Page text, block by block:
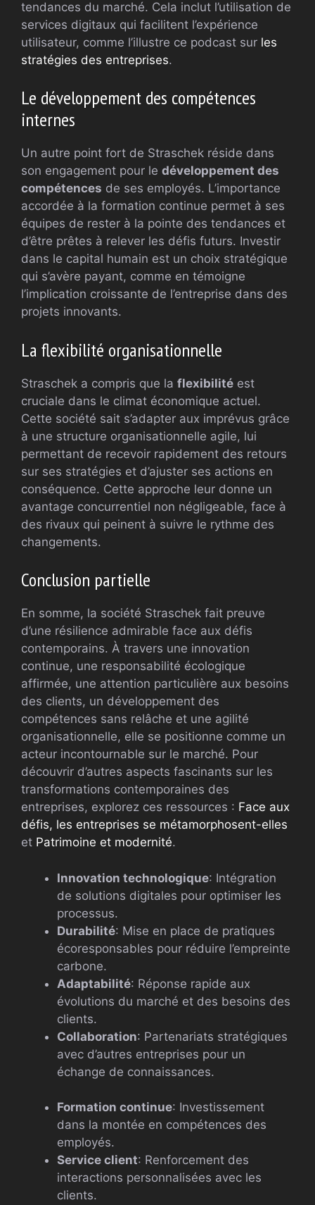
tendances du marché. Cela inclut l’utilisation de
services digitaux qui facilitent l’expérience
utilisateur, comme l’illustre ce podcast sur les
stratégies des entreprises.
Le développement des compétences
internes
Un autre point fort de Straschek réside dans
son engagement pour le développement des
compétences de ses employés. L’importance
accordée à la formation continue permet à ses
équipes de rester à la pointe des tendances et
d’être prêtes à relever les défis futurs. Investir
dans le capital humain est un choix stratégique
qui s’avère payant, comme en témoigne
l’implication croissante de l’entreprise dans des
projets innovants.
La flexibilité organisationnelle
Straschek a compris que la flexibilité est
cruciale dans le climat économique actuel.
Cette société sait s’adapter aux imprévus grâce
à une structure organisationnelle agile, lui
permettant de recevoir rapidement des retours
sur ses stratégies et d’ajuster ses actions en
conséquence. Cette approche leur donne un
avantage concurrentiel non négligeable, face à
des rivaux qui peinent à suivre le rythme des
changements.
Conclusion partielle
En somme, la société Straschek fait preuve
d’une résilience admirable face aux défis
contemporains. À travers une innovation
continue, une responsabilité écologique
affirmée, une attention particulière aux besoins
des clients, un développement des
compétences sans relâche et une agilité
organisationnelle, elle se positionne comme un
acteur incontournable sur le marché. Pour
découvrir d’autres aspects fascinants sur les
transformations contemporaines des
entreprises, explorez ces ressources : Face aux
défis, les entreprises se métamorphosent-elles
et Patrimoine et modernité.
Innovation technologique: Intégration
de solutions digitales pour optimiser les
processus.
Durabilité: Mise en place de pratiques
écoresponsables pour réduire l’empreinte
carbone.
Adaptabilité: Réponse rapide aux
évolutions du marché et des besoins des
clients.
Collaboration: Partenariats stratégiques
avec d’autres entreprises pour un
échange de connaissances.
Formation continue: Investissement
dans la montée en compétences des
employés.
Service client: Renforcement des
interactions personnalisées avec les
clients.